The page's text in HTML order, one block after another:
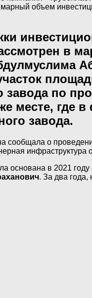
объем
в
завода по
месте, где
завода.
сообщала о
в 2021 году
. За два года,